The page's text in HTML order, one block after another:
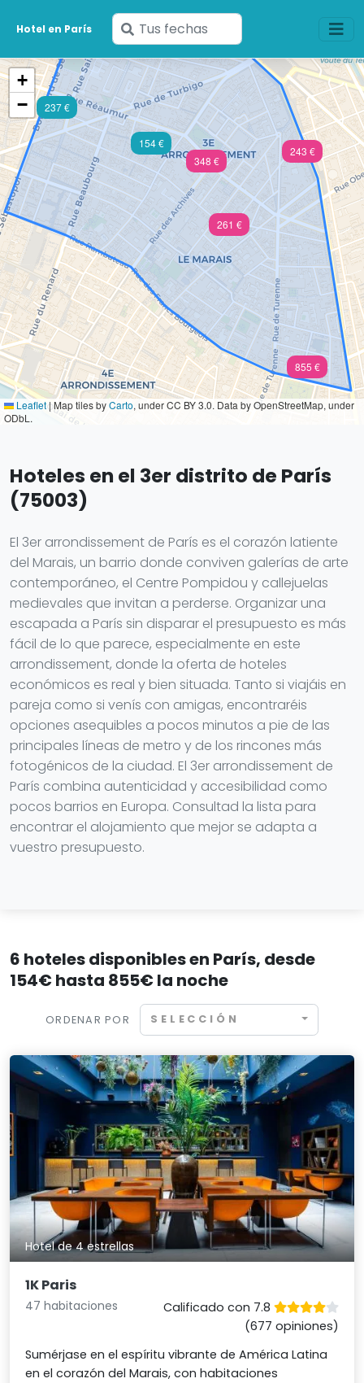
Hotel en París
Ingresa
tus
fechas
243 €
261 €
855 €
348 €
237 €
154 €
+
−
Leaflet |Map tiles byCarto, under CC BY 3.0. Data by OpenStreetMap, under
ODbL.
Hoteles en el 3er distrito de París
(75003)
El 3er arrondissement de París es el corazón latiente
del Marais, un barrio donde conviven galerías de arte
contemporáneo, el Centre Pompidou y callejuelas
medievales que invitan a perderse. Organizar una
escapada a París sin disparar el presupuesto es más
fácil de lo que parece, especialmente en este
arrondissement, donde la oferta de hoteles
económicos es real y bien situada. Tanto si viajáis en
pareja como si venís con amigas, encontraréis
opciones asequibles a pocos minutos a pie de las
principales líneas de metro y de los rincones más
fotogénicos de la ciudad. El 3er arrondissement de
París combina autenticidad y accesibilidad como
pocos barrios en Europa. Consultad la lista para
encontrar el alojamiento que mejor se adapta a
vuestro presupuesto.
6 hoteles disponibles en París, desde
154€ hasta 855€ la noche
ORDENAR POR SELECCIÓN
Hotel de 4 estrellas
1K Paris
47 habitaciones
Calificado con 7.8
(677 opiniones)
Sumérjase en el espíritu vibrante de América Latina
en el corazón del Marais, con habitaciones